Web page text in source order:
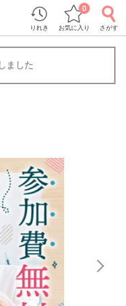
りれき お気に入り
0
さがす
ました